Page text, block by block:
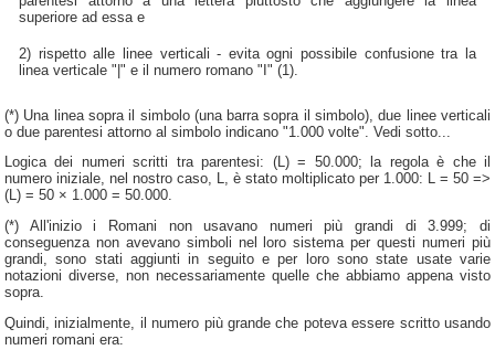
superiore ad essa e
2) rispetto alle linee verticali - evita ogni possibile confusione tra la
linea verticale "|" e il numero romano "I" (1).
(*) Una linea sopra il simbolo (una barra sopra il simbolo), due linee verticali
o due parentesi attorno al simbolo indicano "1.000 volte". Vedi sotto...
Logica dei numeri scritti tra parentesi: (L) = 50.000; la regola è che il
numero iniziale, nel nostro caso, L, è stato moltiplicato per 1.000: L = 50 =>
(L) = 50 × 1.000 = 50.000.
(*) All'inizio i Romani non usavano numeri più grandi di 3.999; di
conseguenza non avevano simboli nel loro sistema per questi numeri più
grandi, sono stati aggiunti in seguito e per loro sono state usate varie
notazioni diverse, non necessariamente quelle che abbiamo appena visto
sopra.
Quindi, inizialmente, il numero più grande che poteva essere scritto usando
numeri romani era: